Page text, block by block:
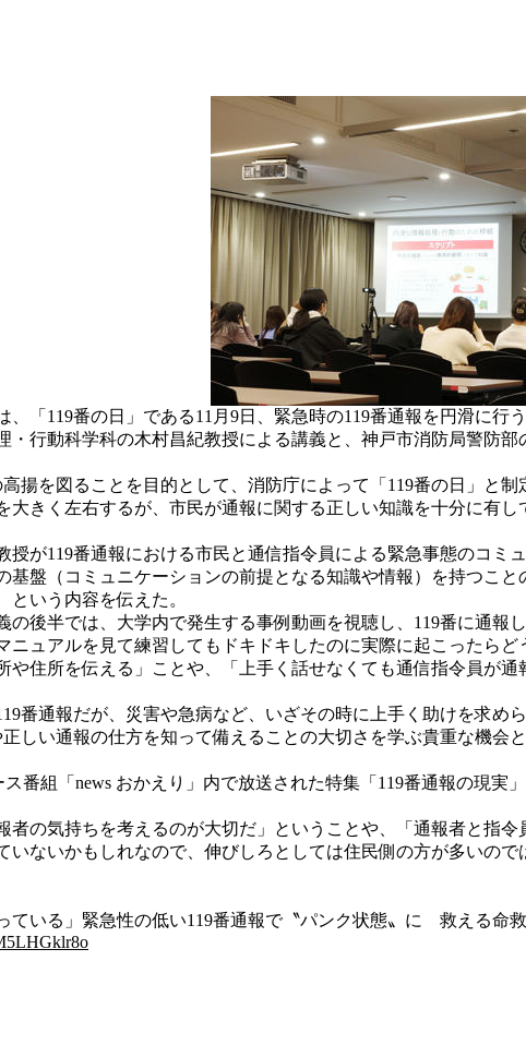
「119番の日」である11月9日、緊急時の119番通報を円滑に
行動科学科の木村昌紀教授による講義と、神戸市消防局警防部
揚を図ることを目的として、消防庁によって「119番の日」と
大きく左右するが、市民が通報に関する正しい知識を十分に有
が119番通報における市民と通信指令員による緊急事態のコミ
基盤（コミュニケーションの前提となる知識や情報）を持つこ
という内容を伝えた。
後半では、大学内で発生する事例動画を視聴し、119番に通報
ュアルを見て練習してもドキドキしたのに実際に起こったら
や住所を伝える」ことや、「上手く話せなくても通信指令員が
番通報だが、災害や急病など、いざその時に上手く助けを求
しい通報の仕方を知って備えることの大切さを学ぶ貴重な機会と
番組「news おかえり」内で放送された特集「119番通報の現
の気持ちを考えるのが大切だ」ということや、「通報者と指
ないかもしれなので、伸びしろとしては住民側の方が多いので
ている」緊急性の低い119番通報で〝パンク状態〟に 救える